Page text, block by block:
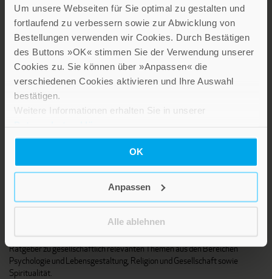
Um unsere Webseiten für Sie optimal zu gestalten und
fortlaufend zu verbessern sowie zur Abwicklung von
Bestellungen verwenden wir Cookies. Durch Bestätigen
des Buttons »OK« stimmen Sie der Verwendung unserer
Cookies zu. Sie können über »Anpassen« die
verschiedenen Cookies aktivieren und Ihre Auswahl
bestätigen.
Weitere Informationen erhalten Sie in unserer
OK
Anpassen
Alle ablehnen
LEBE GUT MAGAZIN
NEWSLETTER
KARRIERE
Die Verlage der Verlagsgruppe Patmos
Stillen Sie Ihren Wissensdurst und entdecken Sie bei Patmos
Ratgeber zu gesellschaftlich relevanten Themen aus den Bereichen
Psychologie und Lebensgestaltung, Religion und Gesellschaft sowie
Spiritualität.